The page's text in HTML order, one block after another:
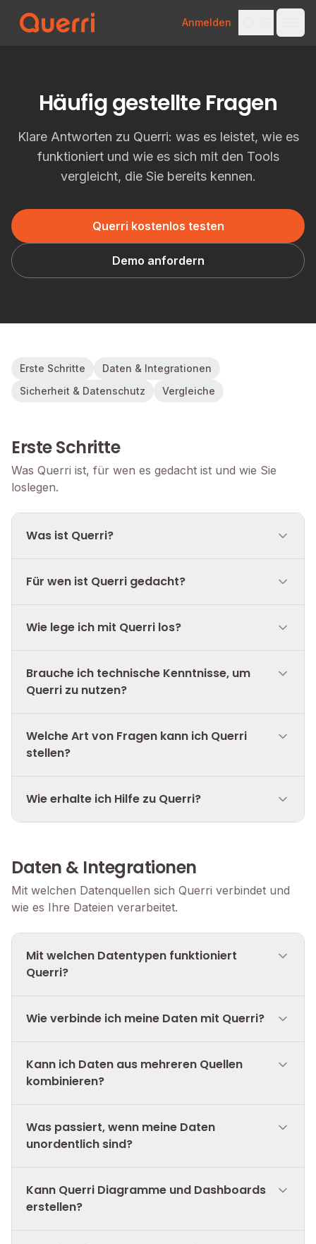
Anmelden
Häufig gestellte Fragen
Klare Antworten zu Querri: was es leistet, wie es
funktioniert und wie es sich mit den Tools
vergleicht, die Sie bereits kennen.
Querri kostenlos testen
Demo anfordern
Erste Schritte
Daten & Integrationen
Sicherheit & Datenschutz
Vergleiche
Erste Schritte
Was Querri ist, für wen es gedacht ist und wie Sie
loslegen.
Was ist Querri?
Für wen ist Querri gedacht?
Wie lege ich mit Querri los?
Brauche ich technische Kenntnisse, um
Querri zu nutzen?
Welche Art von Fragen kann ich Querri
stellen?
Wie erhalte ich Hilfe zu Querri?
Daten & Integrationen
Mit welchen Datenquellen sich Querri verbindet und
wie es Ihre Dateien verarbeitet.
Mit welchen Datentypen funktioniert
Querri?
Wie verbinde ich meine Daten mit Querri?
Kann ich Daten aus mehreren Quellen
kombinieren?
Was passiert, wenn meine Daten
unordentlich sind?
Kann Querri Diagramme und Dashboards
erstellen?